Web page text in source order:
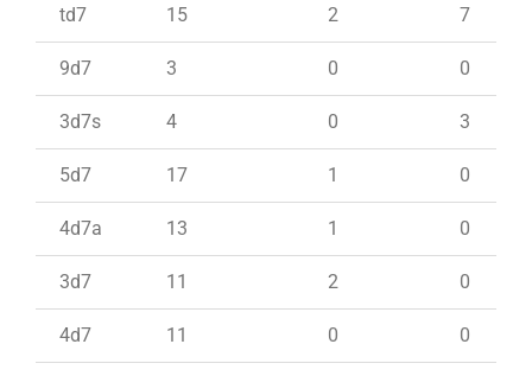
td7 15 2 7
9d7 3 0 0
3d7s 4 0 3
5d7 17 1 0
4d7a 13 1 0
3d7 11 2 0
4d7 11 0 0